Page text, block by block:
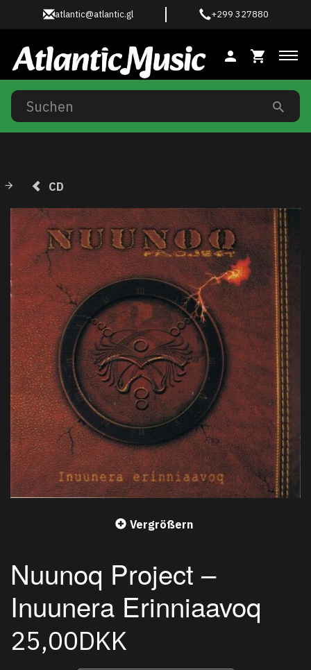
atlantic@atlantic.gl +299 327880
CD
Vergrößern
Nuunoq Project –
Inuunera Erinniaavoq
25,00DKK